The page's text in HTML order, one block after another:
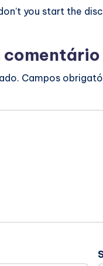
you start the
comentário
Campos